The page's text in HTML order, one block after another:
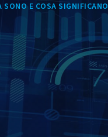
SONO E COSA SIGNIFICANO